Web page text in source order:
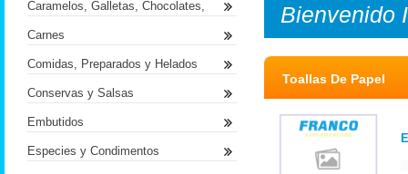
Bienvenido
Toallas De Papel
Caramelos, Galletas, Chocolates,
Carnes
Comidas, Preparados y Helados
Conservas y Salsas
Embutidos
Especies y Condimentos